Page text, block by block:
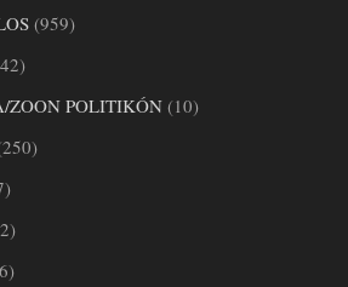
(959)
ZOON POLITIKÓN(10)